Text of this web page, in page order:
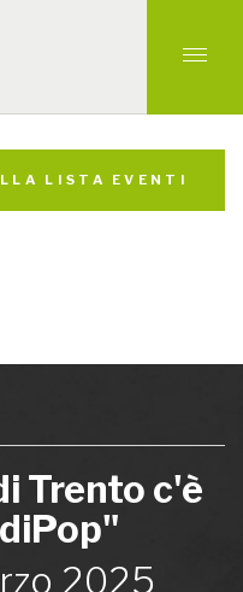
LISTA EVENTI
Trento c'è
2025